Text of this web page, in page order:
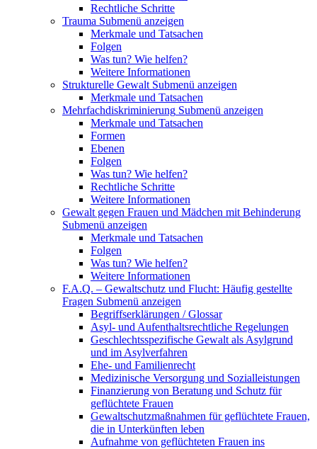
Rechtliche Schritte
Trauma Submenü anzeigen
Merkmale und Tatsachen
Folgen
Was tun? Wie helfen?
Weitere Informationen
Strukturelle Gewalt Submenü anzeigen
Merkmale und Tatsachen
Mehrfachdiskriminierung Submenü anzeigen
Merkmale und Tatsachen
Formen
Ebenen
Folgen
Was tun? Wie helfen?
Rechtliche Schritte
Weitere Informationen
Gewalt gegen Frauen und Mädchen mit Behinderung
Submenü anzeigen
Merkmale und Tatsachen
Folgen
Was tun? Wie helfen?
Weitere Informationen
F.A.Q. – Gewaltschutz und Flucht: Häufig gestellte
Fragen Submenü anzeigen
Begriffserklärungen / Glossar
Asyl- und Aufenthaltsrechtliche Regelungen
Geschlechtsspezifische Gewalt als Asylgrund
und im Asylverfahren
Ehe- und Familienrecht
Medizinische Versorgung und Sozialleistungen
Finanzierung von Beratung und Schutz für
geflüchtete Frauen
Gewaltschutzmaßnahmen für geflüchtete Frauen,
die in Unterkünften leben
Aufnahme von geflüchteten Frauen ins